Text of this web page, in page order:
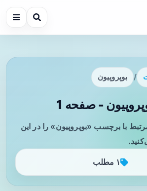
/ بوپروپیون
- صفحه 1
با برچسب «بوپروپیون» را در این
۱ مطلب